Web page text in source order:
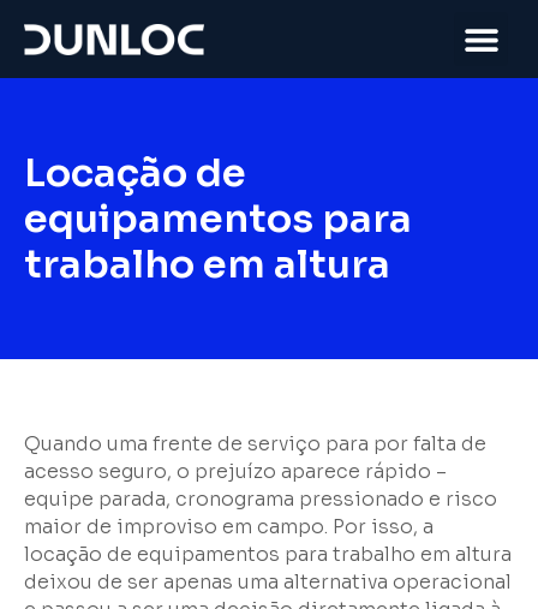
Locação de
equipamentos para
trabalho em altura
Quando uma frente de serviço para por falta de
acesso seguro, o prejuízo aparece rápido –
equipe parada, cronograma pressionado e risco
maior de improviso em campo. Por isso, a
locação de equipamentos para trabalho em altura
deixou de ser apenas uma alternativa operacional